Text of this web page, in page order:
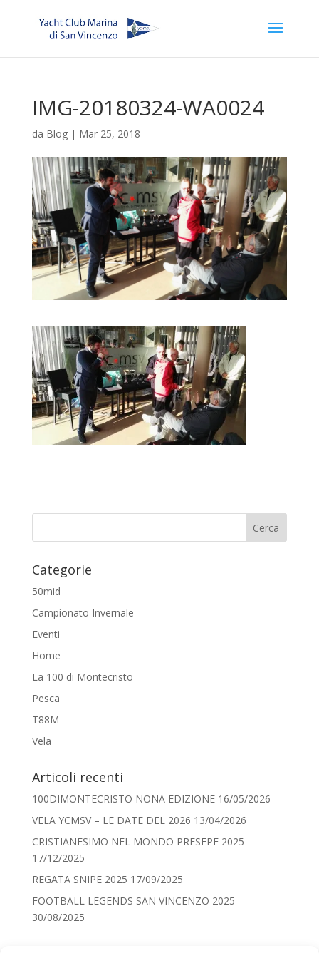
IMG-20180324-WA0024
da Blog| Mar 25, 2018
Categorie
50mid
Campionato Invernale
Eventi
Home
La 100 di Montecristo
Pesca
T88M
Vela
Articoli recenti
100DIMONTECRISTO NONA EDIZIONE 16/05/2026
VELA YCMSV – LE DATE DEL 2026 13/04/2026
CRISTIANESIMO NEL MONDO PRESEPE 2025
17/12/2025
REGATA SNIPE 2025 17/09/2025
FOOTBALL LEGENDS SAN VINCENZO 2025
30/08/2025